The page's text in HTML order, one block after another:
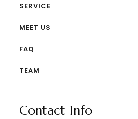
SERVICE
MEET US
FAQ
TEAM
Contact Info